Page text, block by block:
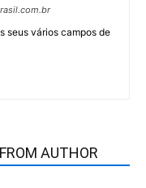
seus vários campos de
AUTHOR